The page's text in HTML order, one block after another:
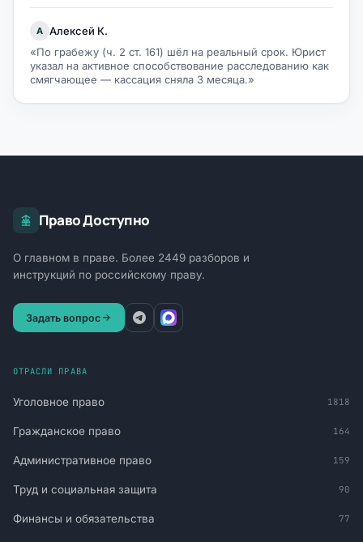
А Алексей К.
«По грабежу (ч. 2 ст. 161) шёл на реальный срок. Юрист
указал на активное способствование расследованию как
смягчающее — кассация сняла 3 месяца.»
Право Доступно
О главном в праве. Более 2449 разборов и
инструкций по российскому праву.
Задать вопрос
ОТРАСЛИ ПРАВА
Уголовное право 1818
Гражданское право 164
Административное право 159
Труд и социальная защита 90
Финансы и обязательства 77